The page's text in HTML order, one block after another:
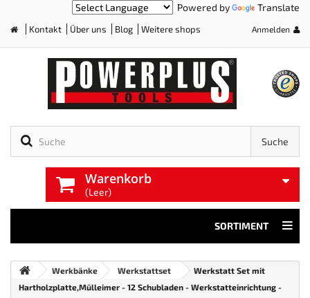
Powered by Translate
Kontakt Über uns Blog Weitere shops Anmelden
Suche
Warenkorb
(Leer)
SORTIMENT
Werkbänke Werkstattset
Werkstatt Set mit
Hartholzplatte,Mülleimer - 12 Schubladen - Werkstatteinrichtung -